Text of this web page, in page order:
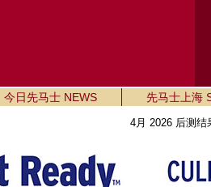
今日先马士 NEWS
先马士上海
4月 2026 后测